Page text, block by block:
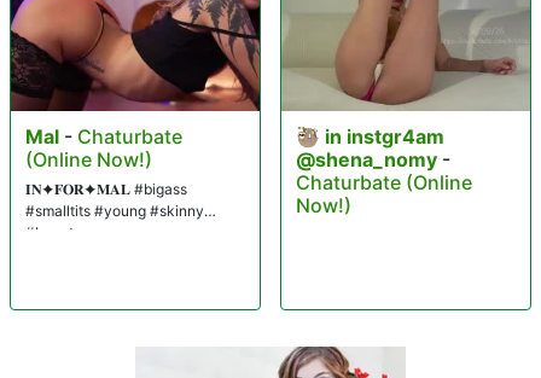
Mal - Chaturbate
(Online Now!)
𝐈𝐍✦𝐅𝐎𝐑✦𝐌𝐀𝐋 #bigass
#smalltits #young #skinny
#beauty
🦥 in instgr4am
@shena_nomy -
Chaturbate (Online
Now!)